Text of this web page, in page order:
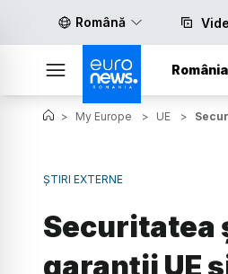
Română
România
> My Europe > UE >
ȘTIRI EXTERNE
Securitatea
garanții UE